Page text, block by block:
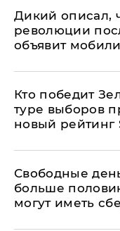
Дикий описал,
революции
объявит
Кто победит
туре выборов
новый рейтинг
Свободные
больше
могут иметь